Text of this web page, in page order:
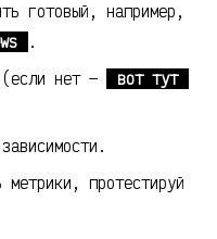
готовый, например,
.
(если нет —
вот тут
метрики, протестируй